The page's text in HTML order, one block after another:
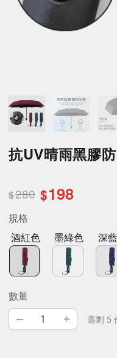
抗UV晴雨黑膠
$280 $198
規格
酒紅色
墨綠色 深
數量
– + 還剩 5